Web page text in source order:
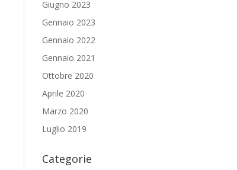
Giugno 2023
Gennaio 2023
Gennaio 2022
Gennaio 2021
Ottobre 2020
Aprile 2020
Marzo 2020
Luglio 2019
Categorie